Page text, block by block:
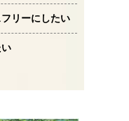
リーにしたい